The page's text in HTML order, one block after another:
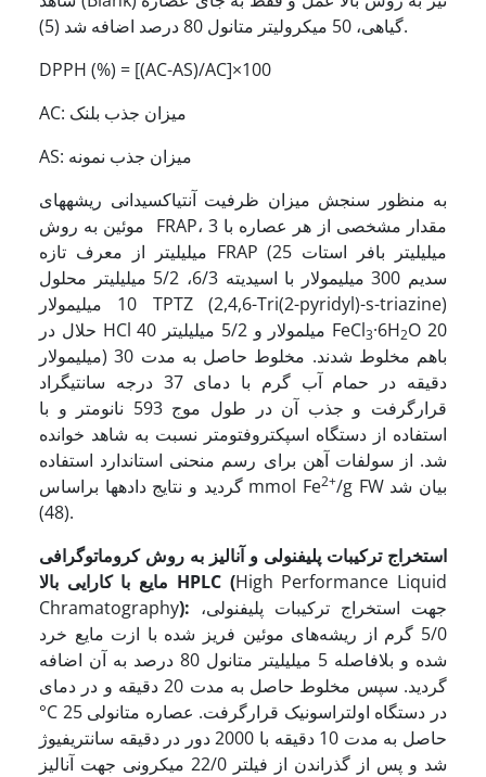
گیاهی، 50 میکرولیتر متانول 80 درصد اضافه شد (5).
DPPH (%) = [(AC-AS)/AC]×100
AC: میزان جذب بلنک
AS: میزان جذب نمونه
به منظور سنجش میزان ظرفیت آنتی­اکسیدانی ریشه­های
موئین به روش FRAP، مقدار مشخصی از هر عصاره با 3
میلی­لیتر از معرف تازه FRAP (25 میلی­لیتر بافر استات
سدیم 300 میلی­مولار با اسیدیته 6/3، 5/2 میلی­لیتر محلول
10 میلی­مولار TPTZ (2,4,6-Tri(2-pyridyl)-s-triazine)
حلال در HCl 40 میل­مولار و 5/2 میلی­لیتر FeCl3·6H2O 20
میلی­مولار) باهم مخلوط شدند. مخلوط حاصل به مدت 30
دقیقه در حمام آب گرم با دمای 37 درجه سانتی­گراد
قرارگرفت و جذب آن در طول موج 593 نانومتر و با
استفاده از دستگاه اسپکتروفتومتر نسبت به شاهد خوانده
شد. از سولفات آهن برای رسم منحنی استاندارد استفاده
گردید و نتایج داده­ها براساس mmol Fe2+/g FW بیان شد
(48).
استخراج ترکیبات پلی­فنولی و آنالیز به روش کروماتوگرافی
HPLC(High Performance Liquid
Chramatography): جهت استخراج ترکیبات پلی­فنولی،
5/0 ‌‌گرم از ریشه‌‌های موئین فریز شده با ازت مایع خرد
شده و بلافاصله 5 میلی­لیتر متانول 80 درصد به آن اضافه
گردید. سپس مخلوط حاصل به مدت 20 دقیقه و در دمای
°C 25 در دستگاه اولتراسونیک قرارگرفت. عصاره متانولی
حاصل به مدت 10 دقیقه با 2000 دور در دقیقه سانتریفیوژ
شد و پس از گذراندن از فیلتر 22/0 میکرونی جهت آنالیز